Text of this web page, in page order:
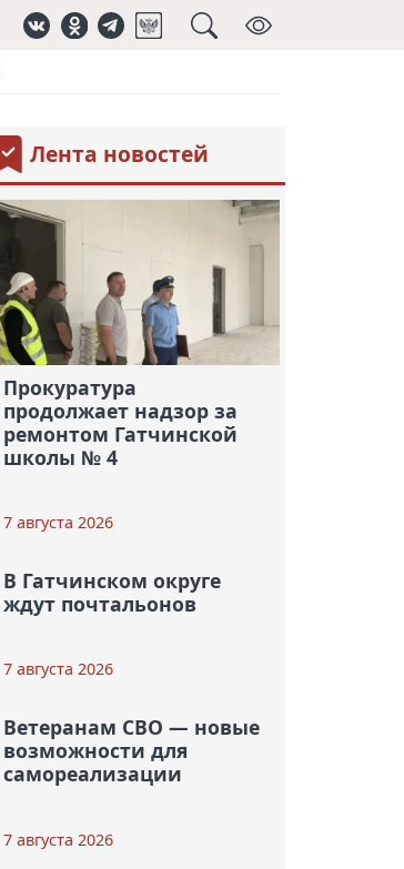
Лента новостей
Прокуратура
продолжает надзор за
ремонтом Гатчинской
школы № 4
7 августа 2026
В Гатчинском округе
ждут почтальонов
7 августа 2026
Ветеранам СВО — новые
возможности для
самореализации
7 августа 2026